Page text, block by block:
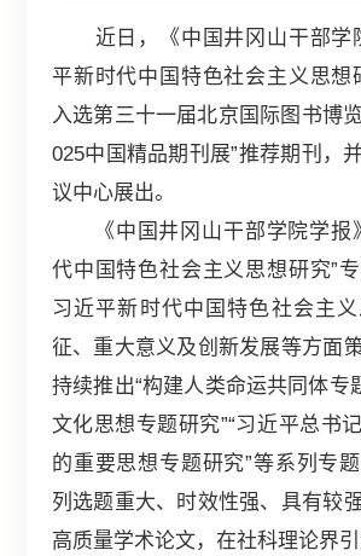
近日，《中国井冈山干部学
平新时代中国特色社会主义思想
入选第三十一届北京国际图书博
025中国精品期刊展”推荐期刊，
议中心展出。
《中国井冈山干部学院学报
代中国特色社会主义思想研究”
习近平新时代中国特色社会主
征、重大意义及创新发展等方面
持续推出“构建人类命运共同体专
文化思想专题研究”“习近平总书
的重要思想专题研究”等系列专
列选题重大、时效性强、具有较
高质量学术论文，在社科理论界引